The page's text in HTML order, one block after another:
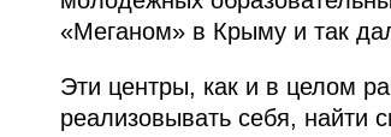
«Меганом» в Крыму и так
Эти центры, как и в целом
реализовывать себя, найти